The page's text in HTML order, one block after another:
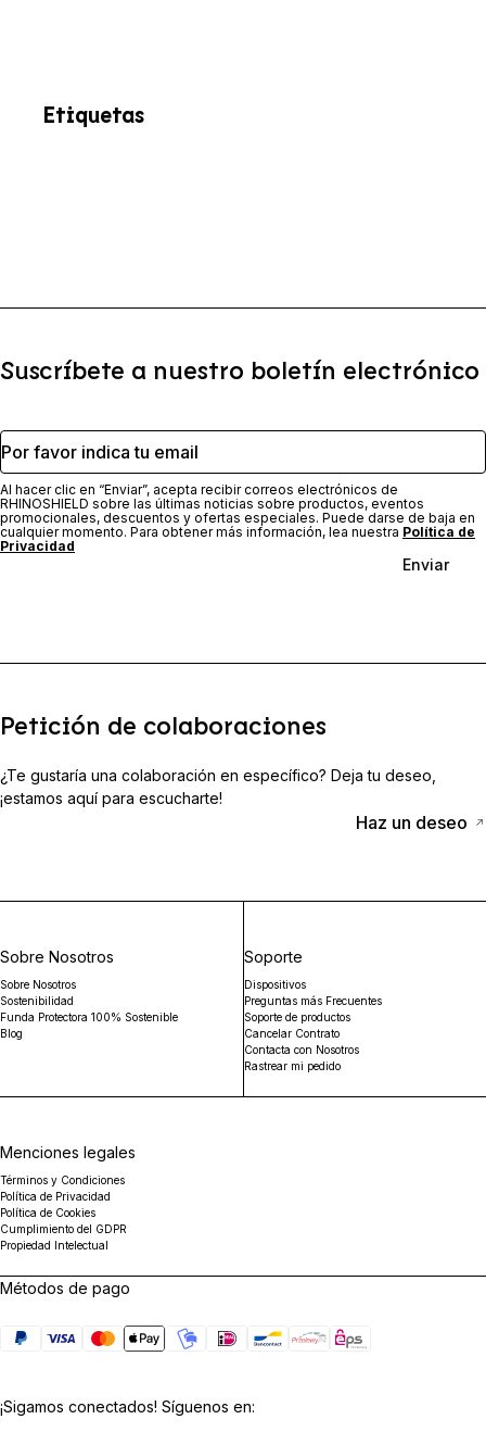
Etiquetas
Suscríbete a nuestro boletín electrónico
Por favor indica tu email
Al hacer clic en “Enviar”, acepta recibir correos electrónicos de
RHINOSHIELD sobre las últimas noticias sobre productos, eventos
promocionales, descuentos y ofertas especiales. Puede darse de baja en
cualquier momento. Para obtener más información, lea nuestra Política de
Privacidad
Enviar
Petición de colaboraciones
¿Te gustaría una colaboración en específico? Deja tu deseo,
¡estamos aquí para escucharte!
Haz un deseo
Sobre Nosotros
Sobre Nosotros
Sostenibilidad
Funda Protectora 100% Sostenible
Blog
Soporte
Dispositivos
Preguntas más Frecuentes
Soporte de productos
Cancelar Contrato
Contacta con Nosotros
Rastrear mi pedido
Menciones legales
Términos y Condiciones
Política de Privacidad
Política de Cookies
Cumplimiento del GDPR
Propiedad Intelectual
Métodos de pago
¡Sigamos conectados! Síguenos en: